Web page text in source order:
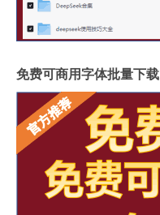
免费可商用字体批量下载